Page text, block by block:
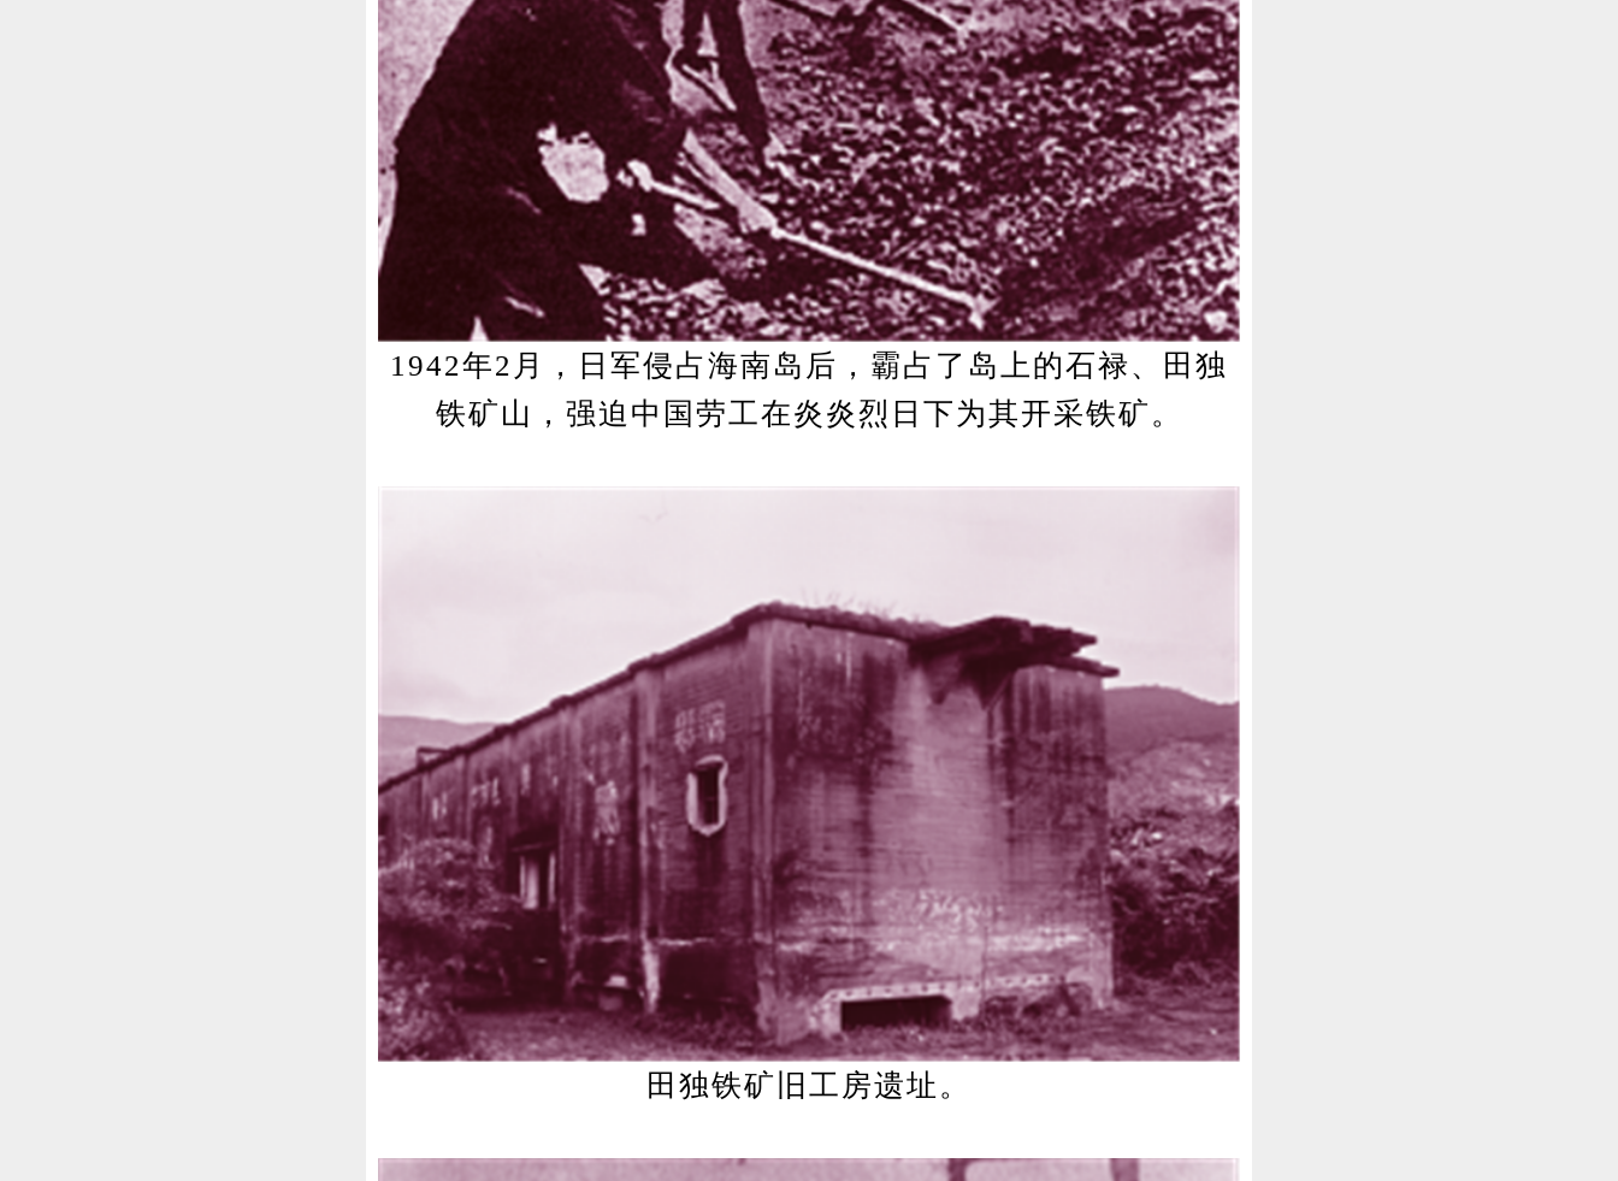
1942年2月，日军侵占海南岛后，霸占了岛上的石禄、田独
铁矿山，强迫中国劳工在炎炎烈日下为其开采铁矿。
田独铁矿旧工房遗址。